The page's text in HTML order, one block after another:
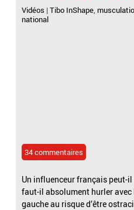
Vidéos |Tibo InShape,
national
34 commentaires
Un influenceur français peut-
faut-il absolument hurler
gauche au risque d’être